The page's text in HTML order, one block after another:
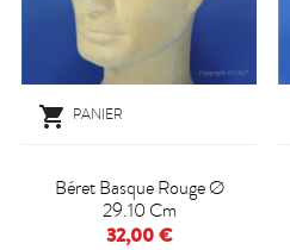
 PANIER
Béret Basque Rouge Ø
29.10 Cm
32,00 €